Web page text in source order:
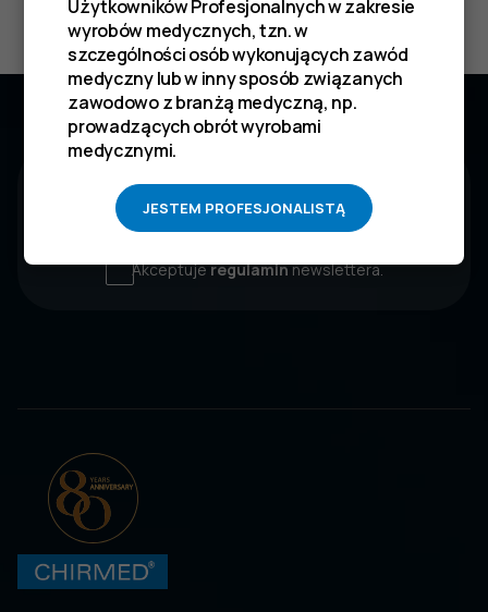
Zyskaj 10 % na pierwsze zakupy.
Zapisz się do newslettera
WYŚLIJ
Akceptujeregulaminnewslettera.
Użytkowników Profesjonalnych w zakresie
wyrobów medycznych, tzn. w
szczególności osób wykonujących zawód
medyczny lub w inny sposób związanych
zawodowo z branżą medyczną, np.
prowadzących obrót wyrobami
medycznymi.
JESTEM PROFESJONALISTĄ